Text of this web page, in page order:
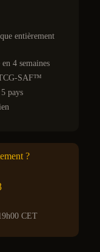
entièrement
4 semaines
SAF™
pays
?
CET